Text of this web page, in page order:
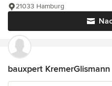
21033 Hamburg
bauxpert KremerGlismann